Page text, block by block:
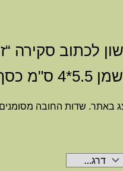
לכתוב סקירה “זוג
כסף”
באתר. שדות החובה מסומנים*